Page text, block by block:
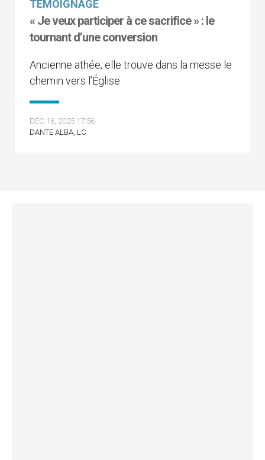
TÉMOIGNAGE
« Je veux participer à ce sacrifice » : le
tournant d’une conversion
Ancienne athée, elle trouve dans la messe le
chemin vers l’Église
DEC 16, 2025 17:56
DANTE ALBA, LC